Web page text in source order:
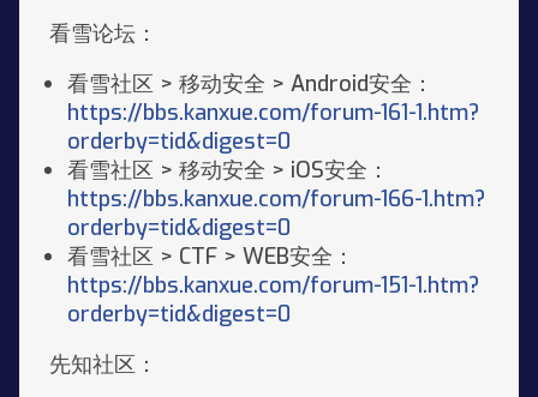
看雪论坛：
看雪社区 > 移动安全 > Android安全：
https://bbs.kanxue.com/forum-161-1.htm?
orderby=tid&digest=0
看雪社区 > 移动安全 > iOS安全：
https://bbs.kanxue.com/forum-166-1.htm?
orderby=tid&digest=0
看雪社区 > CTF > WEB安全：
https://bbs.kanxue.com/forum-151-1.htm?
orderby=tid&digest=0
先知社区：